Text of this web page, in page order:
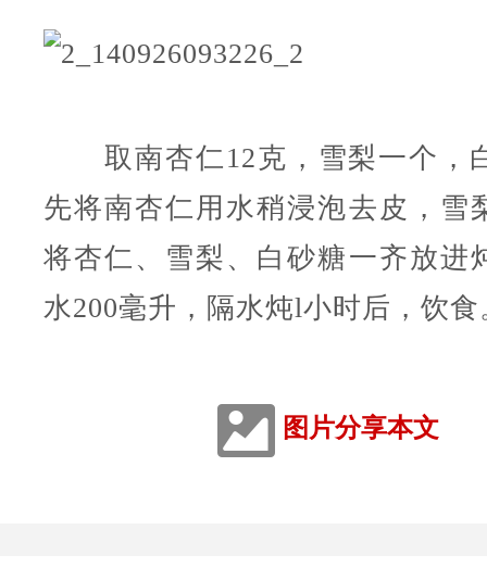
取南杏仁12克，雪梨一个，
先将南杏仁用水稍浸泡去皮，雪
将杏仁、雪梨、白砂糖一齐放进
水200毫升，隔水炖l小时后，饮食
图片分享本文